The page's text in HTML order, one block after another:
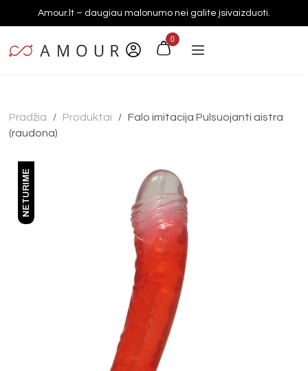
Amour.lt – daugiau malonumo nei galite įsivaizduoti.
0
Pradžia / Produktai /
Falo imitacija Pulsuojanti aistra
(raudona)
NETURIME